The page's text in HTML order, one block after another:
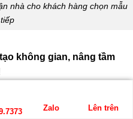
nhà cho khách hàng chọn mẫu
không gian, nâng tầm
Zalo Lên trên